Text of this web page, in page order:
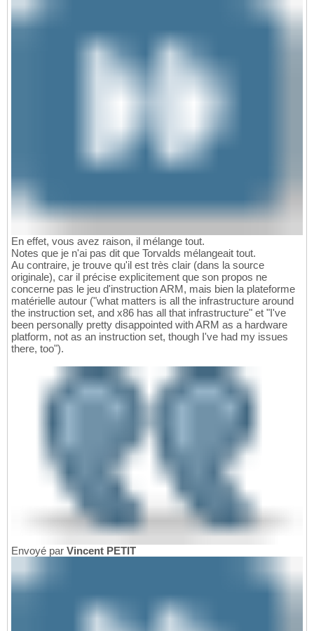
En effet, vous avez raison, il mélange tout.
Notes que je n'ai pas dit que Torvalds mélangeait tout.
Au contraire, je trouve qu'il est très clair (dans la source
originale), car il précise explicitement que son propos ne
concerne pas le jeu d'instruction ARM, mais bien la plateforme
matérielle autour ("what matters is all the infrastructure around
the instruction set, and x86 has all that infrastructure" et "I've
been personally pretty disappointed with ARM as a hardware
platform, not as an instruction set, though I've had my issues
there, too").
Envoyé par Vincent PETIT